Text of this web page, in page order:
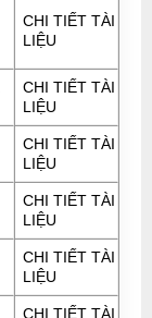
CHI TIẾT TÀI
LIỆU
CHI TIẾT TÀI
LIỆU
CHI TIẾT TÀI
LIỆU
CHI TIẾT TÀI
LIỆU
CHI TIẾT TÀI
LIỆU
CHI TIẾT TÀI